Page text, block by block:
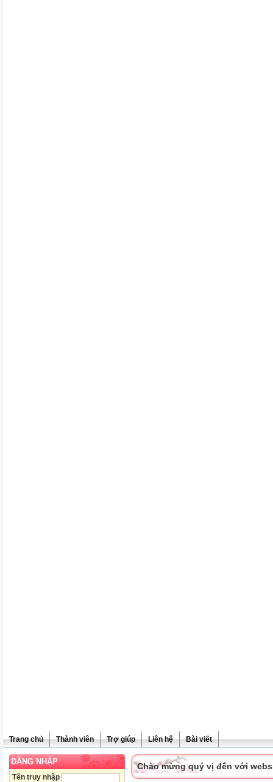
Trang chủ Thành viên Trợ giúp Liên hệ Bài viết
ĐĂNG NHẬP
Tên truy nhập
Chào mừng quý vị đến với